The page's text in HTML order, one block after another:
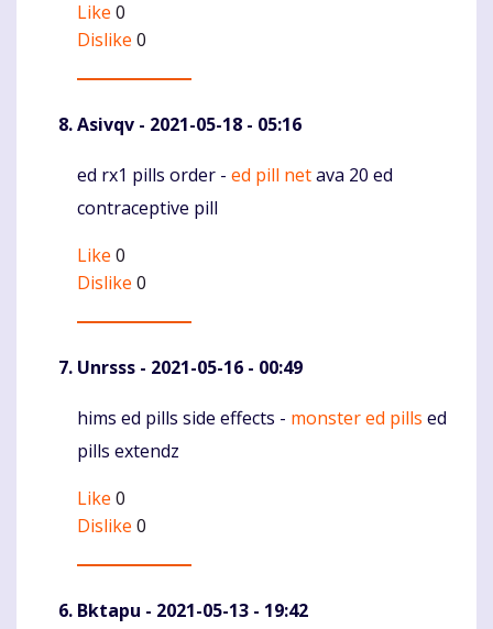
Like 0
Dislike 0
Asivqv - 2021-05-18 - 05:16
Komentaras
ed rx1 pills order - ed pill netava 20 ed
contraceptive pill
Like 0
Dislike 0
Unrsss - 2021-05-16 - 00:49
Komentaras
hims ed pills side effects - monster ed pills ed
pills extendz
Like 0
Dislike 0
Bktapu - 2021-05-13 - 19:42